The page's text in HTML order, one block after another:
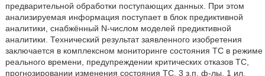
предварительной обработки поступающих данных. При этом
анализируемая информация поступает в блок предиктивной
аналитики, снабжённый N-числом моделей предиктивной
аналитики. Технический результат заявленного изобретения
заключается в комплексном мониторинге состояния ТС в режиме
реального времени, предупреждении критических отказов ТС,
прогнозировании изменения состояния ТС. 3 з.п. ф-лы, 1 ил.